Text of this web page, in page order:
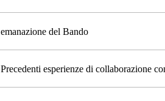
emanazione del Bando
Precedenti esperienze di collaborazione